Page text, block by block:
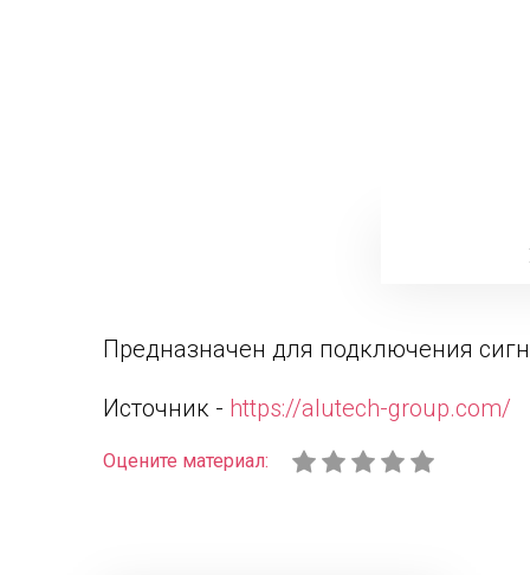
Предназначен для подключения
Источник - https://alutech-group.com/
Оцените материал: